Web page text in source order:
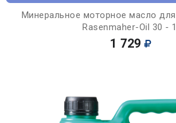
Минеральное моторное масло
Rasenmaher-Oil 30 -
1 729